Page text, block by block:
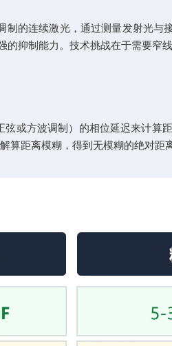
制的连续激光，通过测量发射光
的抑制能力。技术挑战在于需要窄
弦或方波调制）的相位延迟来计算
算距离模糊，得到无模糊的绝对距离